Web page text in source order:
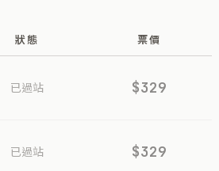
狀態 票價
已過站 $329
已過站 $329